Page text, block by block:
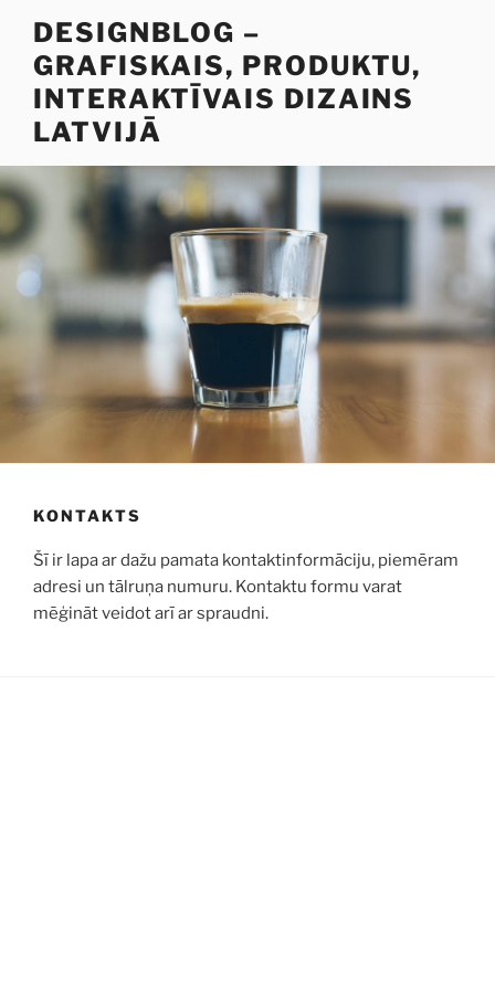
saturu
DESIGNBLOG –
GRAFISKAIS, PRODUKTU,
INTERAKTĪVAIS DIZAINS
LATVIJĀ
KONTAKTS
Šī ir lapa ar dažu pamata kontaktinformāciju, piemēram
adresi un tālruņa numuru. Kontaktu formu varat
mēģināt veidot arī ar spraudni.